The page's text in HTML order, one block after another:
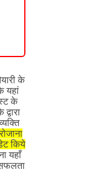
के
यहां
के
किये
यहाँ